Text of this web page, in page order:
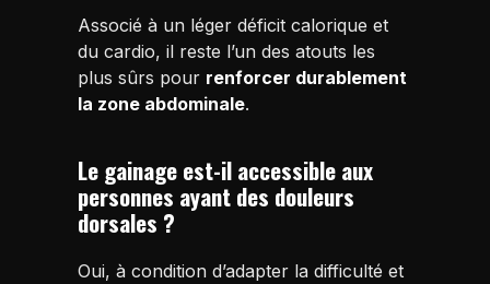
Associé à un léger déficit calorique et
du cardio, il reste l’un des atouts les
plus sûrs pour renforcer durablement
la zone abdominale.
Le gainage est-il accessible aux
personnes ayant des douleurs
dorsales ?
Oui, à condition d’adapter la difficulté et